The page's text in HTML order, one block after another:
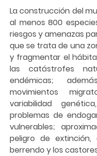
La construcción del
al menos 800
riesgos y amenazas
que se trata de una
y fragmentar el
las catástrofes
endémicas;
movimientos
variabilidad
problemas de
vulnerables;
peligro de
berrendo y los